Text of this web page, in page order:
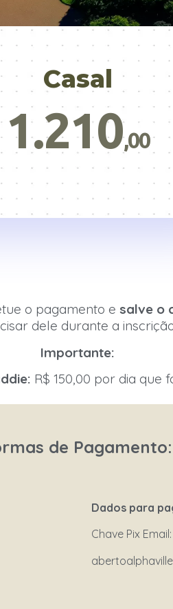
Casal
1.210,00
o pagamento e salve o
dele durante a
Importante:
R$ 150,00 por dia que
de Pagamento:
Dados para
Chave Pix Email: